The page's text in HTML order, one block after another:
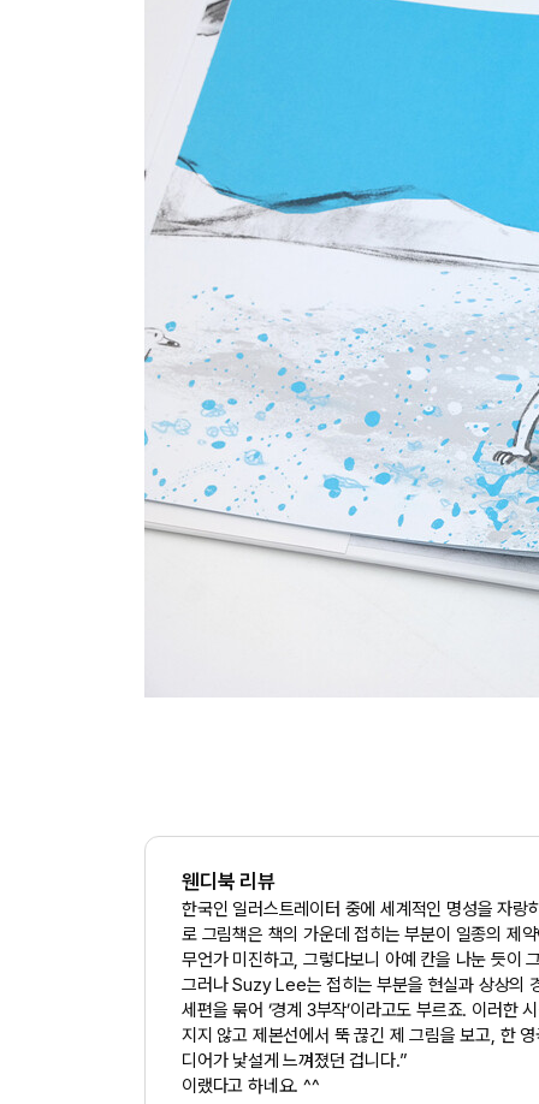
웬디북 리뷰
한국인 일러스트레이터 중에 세계적인 명성을 자
로 그림책은 책의 가운데 접히는 부분이 일종의 제
무언가 미진하고, 그렇다보니 아예 칸을 나눈 듯이
그러나 Suzy Lee는 접히는 부분을 현실과 상상의
세편을 묶어 ‘경계 3부작’이라고도 부르죠. 이러한
지지 않고 제본선에서 뚝 끊긴 제 그림을 보고, 한
디어가 낯설게 느껴졌던 겁니다.”
이랬다고 하네요. ^^